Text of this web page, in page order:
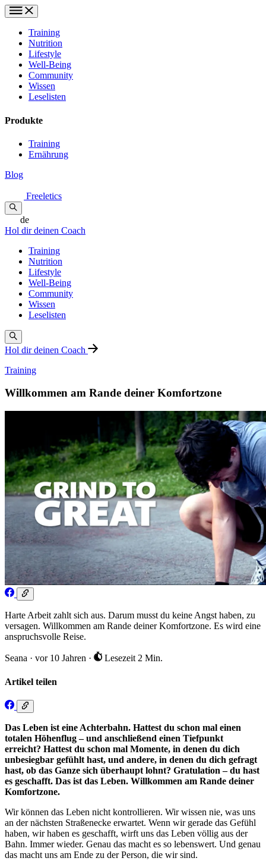
Training
Nutrition
Lifestyle
Well-Being
Community
Wissen
Leselisten
Produkte
Training
Ernährung
Blog
Freeletics
de
Hol dir deinen Coach
Training
Nutrition
Lifestyle
Well-Being
Community
Wissen
Leselisten
Hol dir deinen Coach
Training
Willkommen am Rande deiner Komfortzone
Harte Arbeit zahlt sich aus. Darum musst du keine Angst haben, zu
versagen. Willkommen am Rande deiner Komfortzone. Es wird eine
anspruchsvolle Reise.
Seana · vor 10 Jahren · Lesezeit 2 Min.
Artikel teilen
Das Leben ist eine Achterbahn. Hattest du schon mal einen
totalen Höhenflug – und anschließend einen Tiefpunkt
erreicht? Hattest du schon mal Momente, in denen du dich
unbesiegbar gefühlt hast, und andere, in denen du dich gefragt
hast, ob das Ganze sich überhaupt lohnt? Gratulation – du hast
es geschafft. Das ist das Leben. Willkommen am Rande deiner
Komfortzone.
Wir können das Leben nicht kontrollieren. Wir wissen nie, was uns
an der nächsten Straßenecke erwartet. Wenn wir gerade das Gefühl
haben, wir haben es geschafft, wirft uns das Leben völlig aus der
Bahn. Immer wieder. Genau das macht es so lebenswert. Und genau
das macht uns am Ende zu der Person, die wir sind.